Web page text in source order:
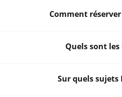
Comment
Quels sont
Sur quels